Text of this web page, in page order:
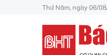
Thứ Năm, ngày 06/